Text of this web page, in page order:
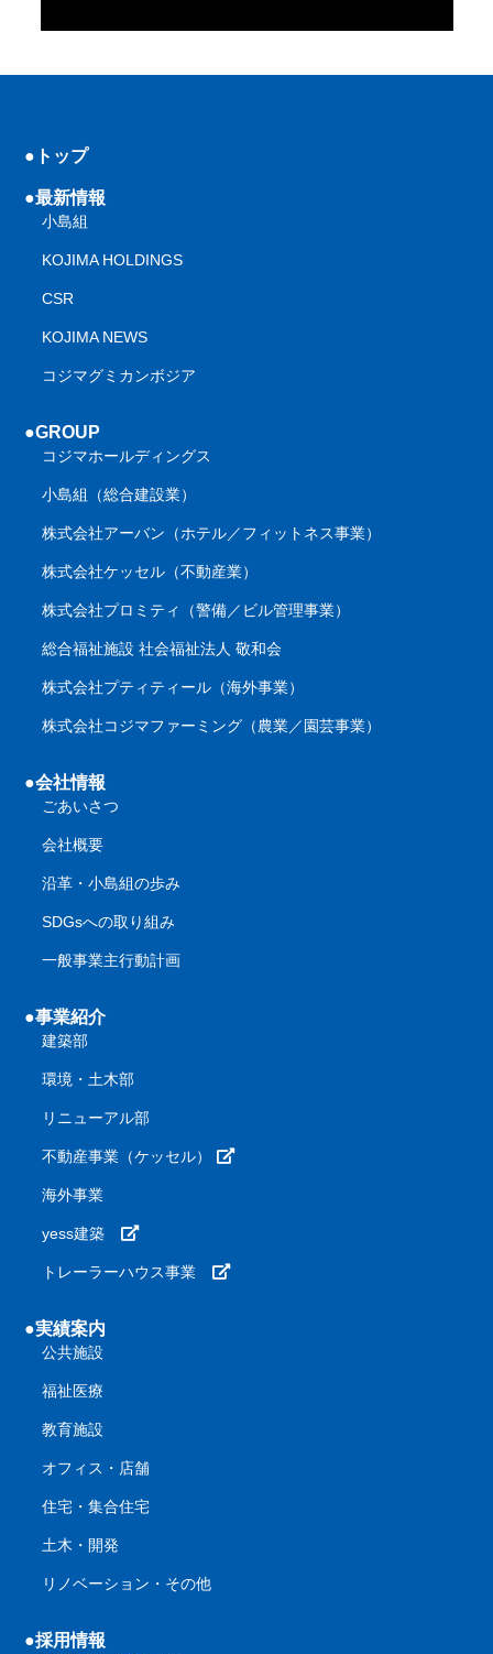
●トップ
●最新情報
小島組
KOJIMA HOLDINGS
CSR
KOJIMA NEWS
コジマグミカンボジア
●GROUP
コジマホールディングス
小島組（総合建設業）
株式会社アーバン（ホテル／フィットネス事業）
株式会社ケッセル（不動産業）
株式会社プロミティ（警備／ビル管理事業）
総合福祉施設 社会福祉法人 敬和会
株式会社プティティール（海外事業）
株式会社コジマファーミング（農業／園芸事業）
●会社情報
ごあいさつ
会社概要
沿革・小島組の歩み
SDGsへの取り組み
一般事業主行動計画
●事業紹介
建築部
環境・土木部
リニューアル部
不動産事業（ケッセル）
海外事業
yess建築
トレーラーハウス事業
●実績案内
公共施設
福祉医療
教育施設
オフィス・店舗
住宅・集合住宅
土木・開発
リノベーション・その他
●採用情報